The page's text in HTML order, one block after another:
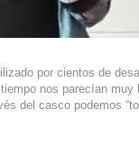
por cientos de
nos parecían muy
del casco podemos